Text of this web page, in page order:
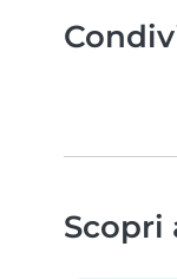
Scopri